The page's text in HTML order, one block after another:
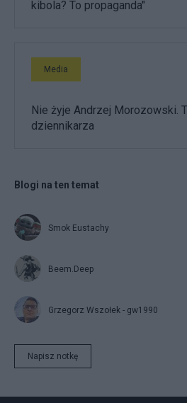
kibola? To propaganda"
Media
Nie żyje Andrzej Morozowski.
dziennikarza
Blogi na ten temat
Smok Eustachy
Beem.Deep
Grzegorz Wszołek - gw1990
Napisz notkę